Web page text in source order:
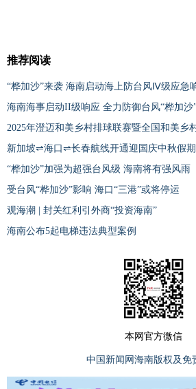
推荐阅读
“桦加沙”来袭 海南启动海上防台风Ⅳ级应急
海南海事启动II级响应 全力防御台风“桦加沙
2025年澄迈和美乡村排球联赛暨全国和美乡
新加坡⇌海口⇌长春航线开通迎国庆中秋假期
“桦加沙”加强为超强台风级 海南将有强风雨
受台风“桦加沙”影响 海口“三港”或将停运
观海潮 | 封关红利引外商“投资海南”
海南公布5起电梯违法典型案例
本网官方微信
中国新闻网海南版权及免